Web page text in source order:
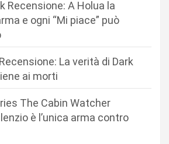
Recensione: A Holua la
e ogni “Mi piace” può
La verità di Dark
ai morti
The Cabin Watcher
è l’unica arma contro